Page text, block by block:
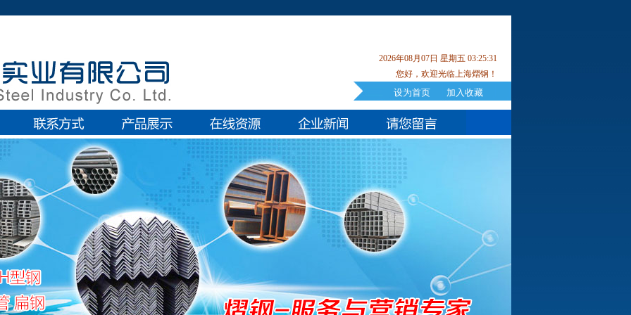
2026年08月07日 星期五 03:25:31
您好，欢迎光临上海熠钢！
设为首页 加入收藏